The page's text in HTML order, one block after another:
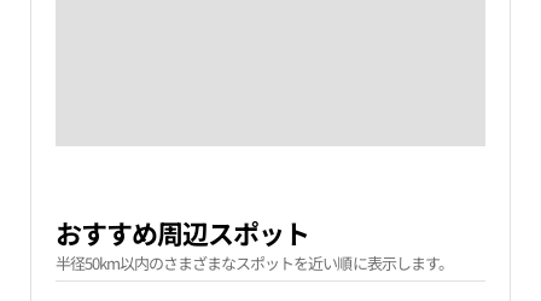
おすすめ周辺スポット
半径50km以内のさまざまなスポットを近い順に表示します。